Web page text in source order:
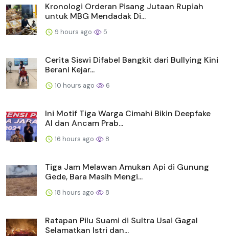
Kronologi Orderan Pisang Jutaan Rupiah
untuk MBG Mendadak Di...
9 hours ago 5
Cerita Siswi Difabel Bangkit dari Bullying Kini
Berani Kejar...
10 hours ago 6
Ini Motif Tiga Warga Cimahi Bikin Deepfake
AI dan Ancam Prab...
16 hours ago 8
Tiga Jam Melawan Amukan Api di Gunung
Gede, Bara Masih Mengi...
18 hours ago 8
Ratapan Pilu Suami di Sultra Usai Gagal
Selamatkan Istri dan...